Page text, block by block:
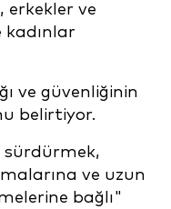
erkekler ve
kadınlar
ve güvenliğinin
belirtiyor.
sürdürmek,
ve uzun
bağlı"